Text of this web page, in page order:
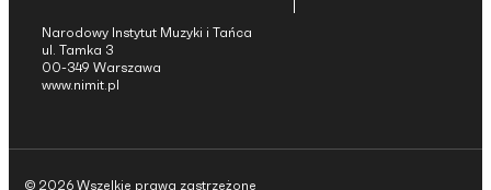
Narodowy Instytut Muzyki i Tańca
ul. Tamka 3
00-349 Warszawa
www.nimit.pl
© 2026 Wszelkie prawa zastrzeżone